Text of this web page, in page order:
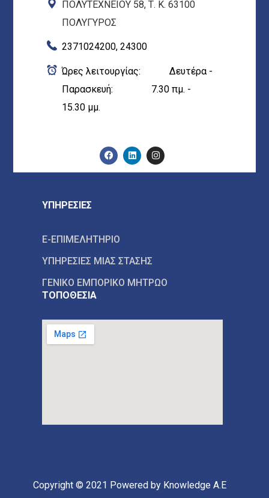
ΠΟΛΥΤΕΧΝΕΙΟΥ 58, Τ. Κ. 63100
ΠΟΛΥΓΥΡΟΣ
2371024200, 24300
Ώρες λειτουργίας: Δευτέρα -
Παρασκευή: 7.30 πμ. -
15.30 μμ.
ΥΠΗΡΕΣΙΕΣ
E-ΕΠΙΜΕΛΗΤΗΡΙΟ
ΥΠΗΡΕΣΙΕΣ ΜΙΑΣ ΣΤΑΣΗΣ
ΓΕΝΙΚΟ ΕΜΠΟΡΙΚΟ ΜΗΤΡΩΟ
ΤΟΠΟΘΕΣΙΑ
Copyright © 2021 Powered by Knowledge A.E